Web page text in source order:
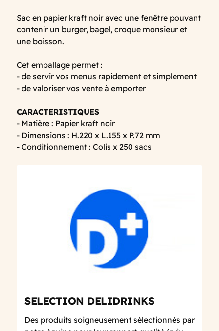
Sac en papier kraft noir avec une fenêtre pouvant
contenir un burger, bagel, croque monsieur et
une boisson.
Cet emballage permet :
- de servir vos menus rapidement et simplement
- de valoriser vos vente à emporter
CARACTERISTIQUES
- Matière : Papier kraft noir
- Dimensions : H.220 x L.155 x P.72 mm
- Conditionnement : Colis x 250 sacs
SELECTION DELIDRINKS
Des produits soigneusement sélectionnés par